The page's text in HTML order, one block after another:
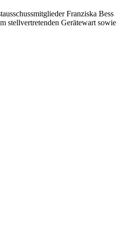
Franziska Bess
stellvertretenden Gerätewart sowie